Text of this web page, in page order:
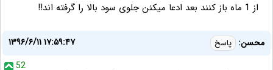
از 1 ماه باز کنند بعد ادعا میکنن جلوی سود بالا را گرفته اند!!
محسن: پاسخ
۱۳۹۶/۶/۱۱ ۱۷:۵۹:۴۷
52